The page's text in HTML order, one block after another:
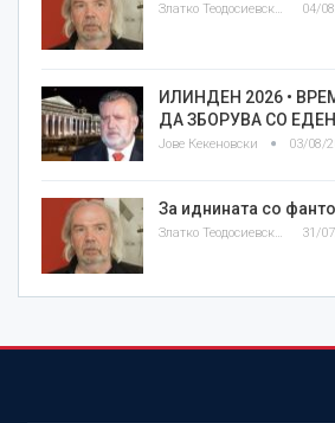
Златко Теодосиевски 04/
ИЛИНДЕН 2026 •
ДА ЗБОРУВА СО
Јове Кекеновски 03/08/
За иднината со
Златко Теодосиевски 31/